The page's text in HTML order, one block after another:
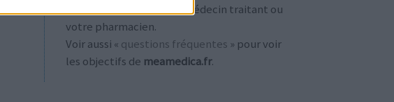
toujours conseil à votre médecin traitant ou
votre pharmacien.
Voir aussi « questions fréquentes » pour voir
les objectifs de meamedica.fr.